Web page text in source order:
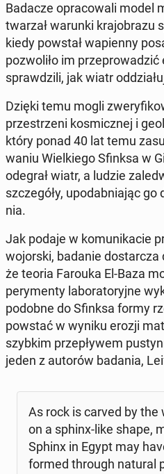
Badacze opra­co­wa­li model
twa­rzał warunki kra­jo­bra­zu
kiedy powstał wa­pien­ny
po­zwo­li­ło im
spraw­dzi­li, jak wiatr
Dzięki temu mogli
prze­strze­ni ko­smicz­nej i
który ponad 40 lat temu
wa­niu Wiel­kie­go Sfinksa w
odegrał wiatr, a ludzie
szcze­gó­ły, upo­dab­nia­jąc
nia.
Jak podaje w ko­mu­ni­ka­cie
wo­jor­ski, badanie
że teoria Farouka El-Baza
pe­ry­men­ty la­bo­ra­to­ryj­ne
podobne do Sfinksa formy
powstać w wyniku erozji
szybkim prze­pły­wem
jeden z autorów badania,
As rock is carved by the
on a sphinx-like shape,
Sphinx in Egypt may
formed through natural